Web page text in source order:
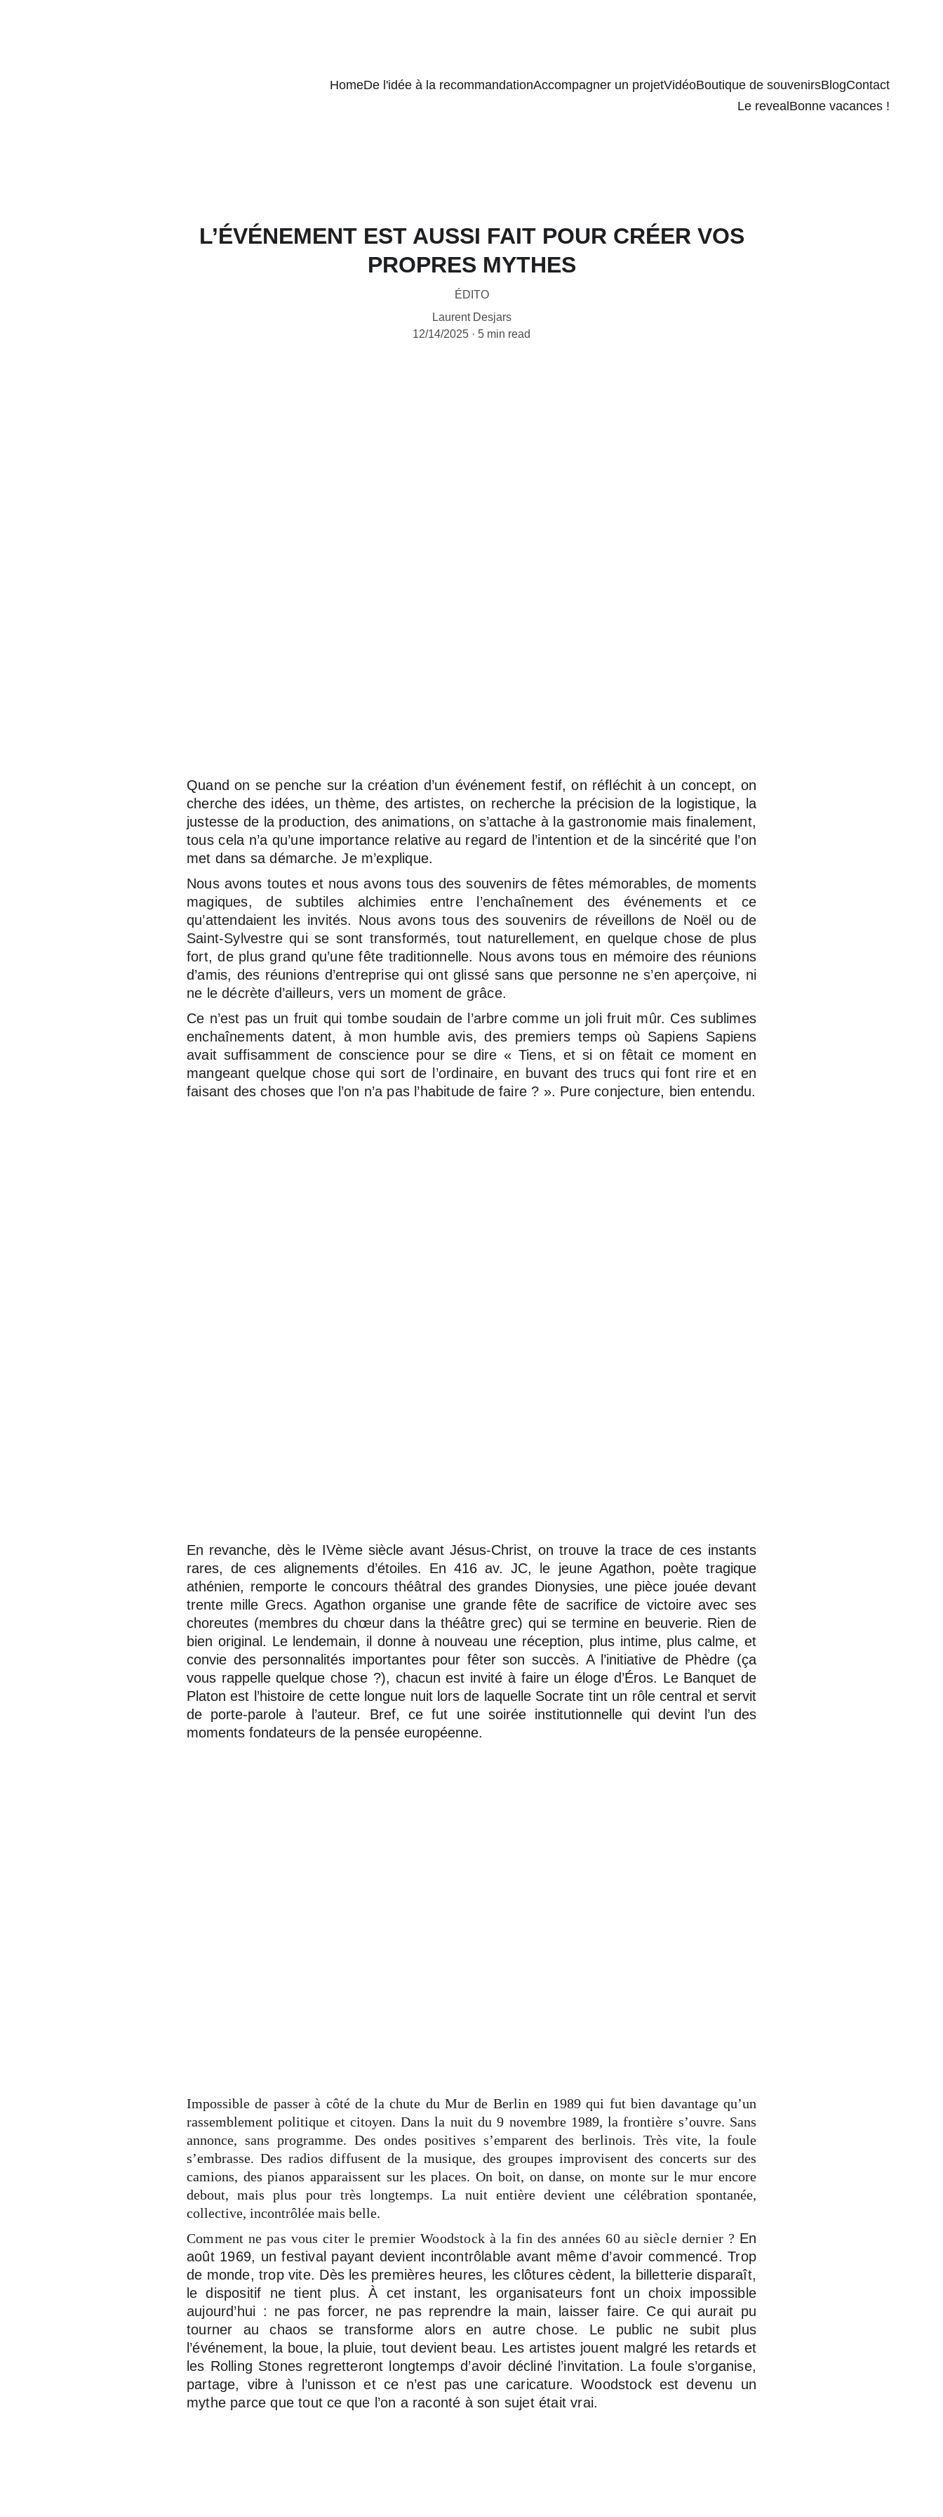
HomeDe l'idée à la recommandationAccompagner un projetVidéoBoutique de souvenirsBlogContact
Le revealBonne vacances !
L’ÉVÉNEMENT EST AUSSI FAIT POUR CRÉER VOS
PROPRES MYTHES
ÉDITO
Laurent Desjars
12/14/2025
5 min read
Quand on se penche sur la création d’un événement festif, on réfléchit à un concept, on
cherche des idées, un thème, des artistes, on recherche la précision de la logistique, la
justesse de la production, des animations, on s’attache à la gastronomie mais finalement,
tous cela n’a qu’une importance relative au regard de l’intention et de la sincérité que l’on
met dans sa démarche. Je m’explique.
Nous avons toutes et nous avons tous des souvenirs de fêtes mémorables, de moments
magiques, de subtiles alchimies entre l’enchaînement des événements et ce
qu’attendaient les invités. Nous avons tous des souvenirs de réveillons de Noël ou de
Saint-Sylvestre qui se sont transformés, tout naturellement, en quelque chose de plus
fort, de plus grand qu’une fête traditionnelle. Nous avons tous en mémoire des réunions
d’amis, des réunions d’entreprise qui ont glissé sans que personne ne s’en aperçoive, ni
ne le décrète d’ailleurs, vers un moment de grâce.
Ce n’est pas un fruit qui tombe soudain de l’arbre comme un joli fruit mûr. Ces sublimes
enchaînements datent, à mon humble avis, des premiers temps où Sapiens Sapiens
avait suffisamment de conscience pour se dire « Tiens, et si on fêtait ce moment en
mangeant quelque chose qui sort de l’ordinaire, en buvant des trucs qui font rire et en
faisant des choses que l’on n’a pas l’habitude de faire ? ». Pure conjecture, bien entendu.
En revanche, dès le IVème siècle avant Jésus-Christ, on trouve la trace de ces instants
rares, de ces alignements d’étoiles. En 416 av. JC, le jeune Agathon, poète tragique
athénien, remporte le concours théâtral des grandes Dionysies, une pièce jouée devant
trente mille Grecs. Agathon organise une grande fête de sacrifice de victoire avec ses
choreutes (membres du chœur dans la théâtre grec) qui se termine en beuverie. Rien de
bien original. Le lendemain, il donne à nouveau une réception, plus intime, plus calme, et
convie des personnalités importantes pour fêter son succès. A l’initiative de Phèdre (ça
vous rappelle quelque chose ?), chacun est invité à faire un éloge d’Éros. Le Banquet de
Platon est l’histoire de cette longue nuit lors de laquelle Socrate tint un rôle central et servit
de porte-parole à l’auteur. Bref, ce fut une soirée institutionnelle qui devint l’un des
moments fondateurs de la pensée européenne.
Impossible de passer à côté de la chute du Mur de Berlin en 1989 qui fut bien davantage qu’un
rassemblement politique et citoyen. Dans la nuit du 9 novembre 1989, la frontière s’ouvre. Sans
annonce, sans programme. Des ondes positives s’emparent des berlinois. Très vite, la foule
s’embrasse. Des radios diffusent de la musique, des groupes improvisent des concerts sur des
camions, des pianos apparaissent sur les places. On boit, on danse, on monte sur le mur encore
debout, mais plus pour très longtemps. La nuit entière devient une célébration spontanée,
collective, incontrôlée mais belle.
Comment ne pas vous citer le premier Woodstock à la fin des années 60 au siècle dernier ? En
août 1969, un festival payant devient incontrôlable avant même d’avoir commencé. Trop
de monde, trop vite. Dès les premières heures, les clôtures cèdent, la billetterie disparaît,
le dispositif ne tient plus. À cet instant, les organisateurs font un choix impossible
aujourd’hui : ne pas forcer, ne pas reprendre la main, laisser faire. Ce qui aurait pu
tourner au chaos se transforme alors en autre chose. Le public ne subit plus
l’événement, la boue, la pluie, tout devient beau. Les artistes jouent malgré les retards et
les Rolling Stones regretteront longtemps d’avoir décliné l’invitation. La foule s’organise,
partage, vibre à l’unisson et ce n’est pas une caricature. Woodstock est devenu un
mythe parce que tout ce que l’on a raconté à son sujet était vrai.